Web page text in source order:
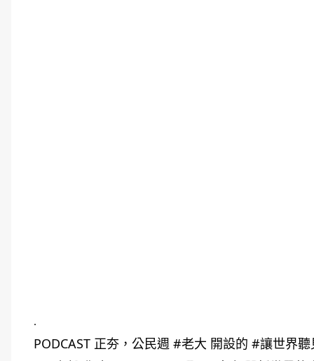
.
PODCAST 正夯，公民週 #老大 開設的 #讓世界聽